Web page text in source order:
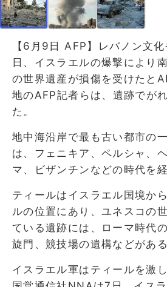
【6月9日 AFP】レバノン文
日、イスラエルの爆撃により
の世界遺産が損傷を受けたと
地のAFP記者らは、遺跡でが
た。
地中海沿岸で最も古い都市の
は、フェニキア、ペルシャ、
マ、ビザンチンなどの時代を経
ティールはイスラエル国境か
ルの位置にあり、ユネスコの
ている遺跡には、ローマ時代
旋門、競技場の遺構などがある
イスラエル軍はティールを激